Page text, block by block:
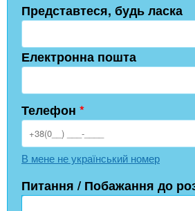
Представтеся, будь ласка
Електронна пошта
Телефон *
В мене не український номер
Питання / Побажання до